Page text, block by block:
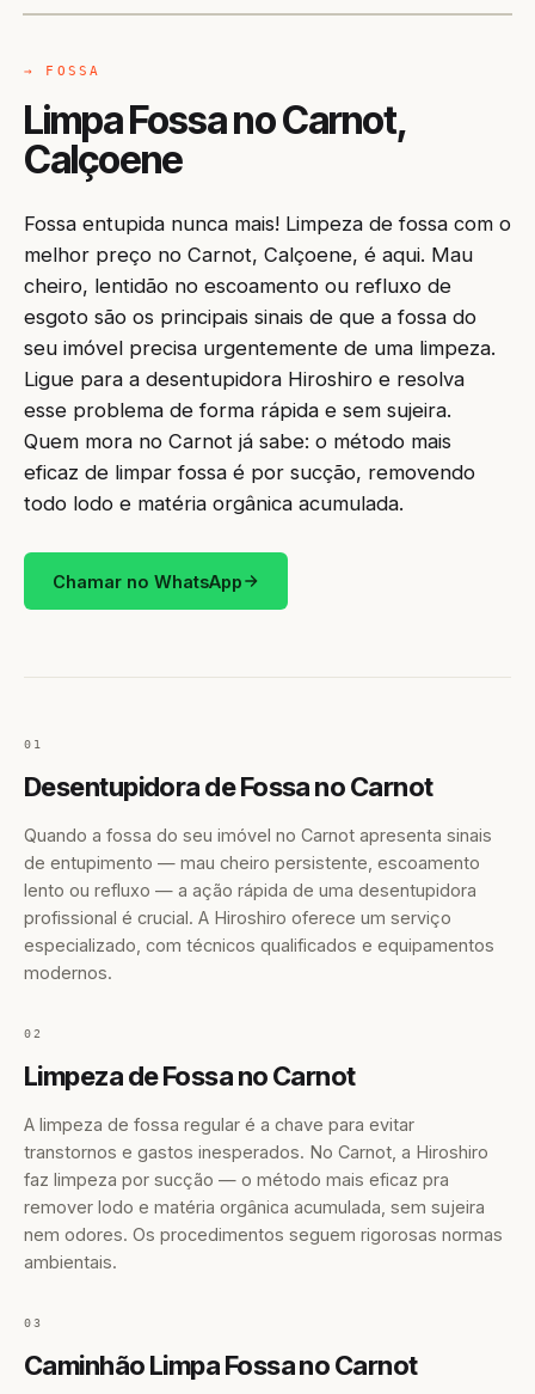
→ FOSSA
Limpa Fossa no Carnot,
Calçoene
Fossa entupida nunca mais! Limpeza de fossa com o
melhor preço no Carnot, Calçoene, é aqui. Mau
cheiro, lentidão no escoamento ou refluxo de
esgoto são os principais sinais de que a fossa do
seu imóvel precisa urgentemente de uma limpeza.
Ligue para a desentupidora Hiroshiro e resolva
esse problema de forma rápida e sem sujeira.
Quem mora no Carnot já sabe: o método mais
eficaz de limpar fossa é por sucção, removendo
todo lodo e matéria orgânica acumulada.
Chamar no WhatsApp
01
Desentupidora de Fossa no Carnot
Quando a fossa do seu imóvel no Carnot apresenta sinais
de entupimento — mau cheiro persistente, escoamento
lento ou refluxo — a ação rápida de uma desentupidora
profissional é crucial. A Hiroshiro oferece um serviço
especializado, com técnicos qualificados e equipamentos
modernos.
02
Limpeza de Fossa no Carnot
A limpeza de fossa regular é a chave para evitar
transtornos e gastos inesperados. No Carnot, a Hiroshiro
faz limpeza por sucção — o método mais eficaz pra
remover lodo e matéria orgânica acumulada, sem sujeira
nem odores. Os procedimentos seguem rigorosas normas
ambientais.
03
Caminhão Limpa Fossa no Carnot